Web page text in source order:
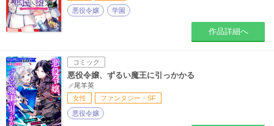
悪役令嬢 学園
作品詳細へ
コミック
悪役令嬢、ずるい魔王に引っかかる
尾羊英
女性
ファンタジー・SF
悪役令嬢